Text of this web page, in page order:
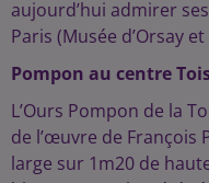
aujourd’hui admirer
Paris (Musée d’Orsay
Pompon au centre
L’Ours Pompon de la
de l’œuvre de François
large sur 1m20 de